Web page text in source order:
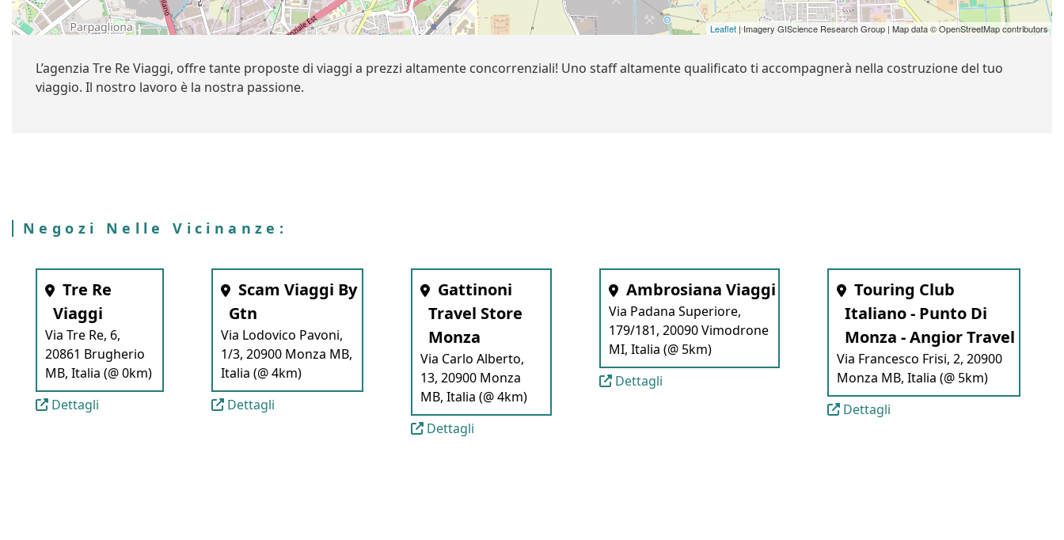
Leaflet | Imagery GIScience Research Group | Map data © OpenStreetMap contributors
L’agenzia Tre Re Viaggi, offre tante proposte di viaggi a prezzi altamente concorrenziali! Uno staff altamente qualificato ti accompagnerà nella costruzione del tuo
viaggio. Il nostro lavoro è la nostra passione.
Negozi Nelle Vicinanze:
Tre Re
Viaggi
Via Tre Re, 6,
20861 Brugherio
MB, Italia (@ 0km)
Dettagli
Scam Viaggi By
Gtn
Via Lodovico Pavoni,
1/3, 20900 Monza MB,
Italia (@ 4km)
Dettagli
Gattinoni
Travel Store
Monza
Via Carlo Alberto,
13, 20900 Monza
MB, Italia (@ 4km)
Dettagli
Ambrosiana Viaggi
Via Padana Superiore,
179/181, 20090 Vimodrone
MI, Italia (@ 5km)
Dettagli
Touring Club
Italiano - Punto Di
Monza - Angior Travel
Via Francesco Frisi, 2, 20900
Monza MB, Italia (@ 5km)
Dettagli